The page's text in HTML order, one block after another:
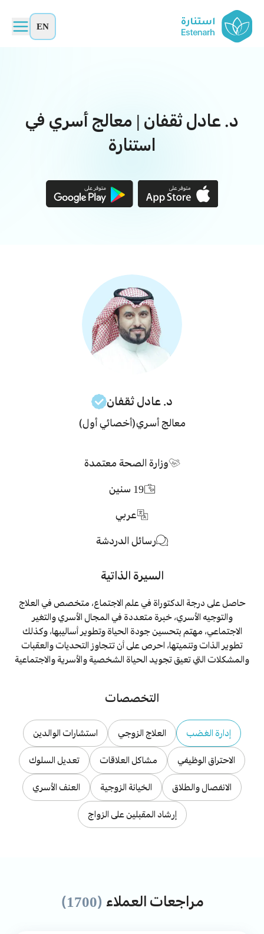
EN
د. عادل ثقفان | معالج أسري في
استنارة
د. عادل ثقفان
معالج أسري(أخصائي أول)
وزارة الصحة معتمدة
19 سنين
عربي
رسائل الدردشة
السيرة الذاتية
حاصل على درجة الدكتوراة في علم الاجتماع، متخصص في العلاج
والتوجيه الأسري، خبرة متعددة في المجال الأسري والتغير
الاجتماعي، مهتم بتحسين جودة الحياة وتطوير أساليبها، وكذلك
تطوير الذات وتنميتها، احرص على أن تتجاوز التحديات والعقبات
والمشكلات التي تعيق تجويد الحياة الشخصية والأسرية والاجتماعية
التخصصات
إدارة الغضب العلاج الزوجي استشارات الوالدين
الاحتراق الوظيفي مشاكل العلاقات تعديل السلوك
الانفصال والطلاق الخيانة الزوجية العنف الأسري
إرشاد المقبلين على الزواج
مراجعات العملاء (1700)